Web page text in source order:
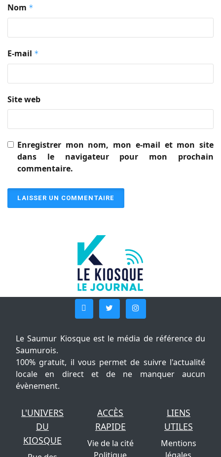
Nom *
E-mail *
Site web
Enregistrer mon nom, mon e-mail et mon site
dans le navigateur pour mon prochain
commentaire.
Le Saumur Kiosque est le média de référence du
Saumurois.
100% gratuit, il vous permet de suivre l'actualité
locale en direct et de ne manquer aucun
évènement.
L'UNIVERS
DU
KIOSQUE
ACCÈS
RAPIDE
Vie de la cité
LIENS
UTILES
Mentions